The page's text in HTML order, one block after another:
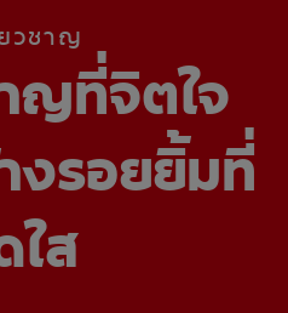
วชาญ
ญที่จิตใจ
งรอยยิ้มที่
ใส